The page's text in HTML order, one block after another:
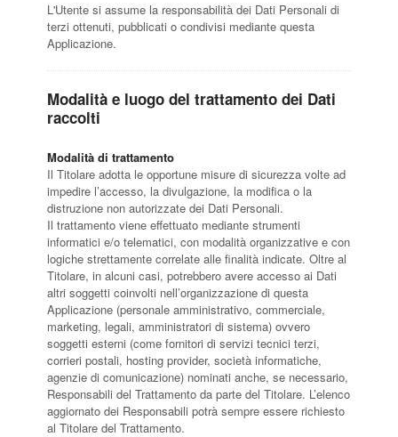
L'Utente si assume la responsabilità dei Dati Personali di
terzi ottenuti, pubblicati o condivisi mediante questa
Applicazione.
Modalità e luogo del trattamento dei Dati
raccolti
Modalità di trattamento
Il Titolare adotta le opportune misure di sicurezza volte ad
impedire l’accesso, la divulgazione, la modifica o la
distruzione non autorizzate dei Dati Personali.
Il trattamento viene effettuato mediante strumenti
informatici e/o telematici, con modalità organizzative e con
logiche strettamente correlate alle finalità indicate. Oltre al
Titolare, in alcuni casi, potrebbero avere accesso ai Dati
altri soggetti coinvolti nell’organizzazione di questa
Applicazione (personale amministrativo, commerciale,
marketing, legali, amministratori di sistema) ovvero
soggetti esterni (come fornitori di servizi tecnici terzi,
corrieri postali, hosting provider, società informatiche,
agenzie di comunicazione) nominati anche, se necessario,
Responsabili del Trattamento da parte del Titolare. L’elenco
aggiornato dei Responsabili potrà sempre essere richiesto
al Titolare del Trattamento.